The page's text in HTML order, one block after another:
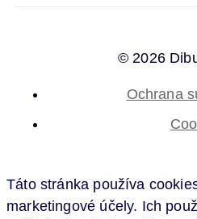
© 2026
Ochrana
Táto stránka používa
marketingové účely. Ich